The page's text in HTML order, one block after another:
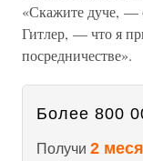
«Скажите дуче, —
Гитлер, — что я
посредничестве».
Более 800
Получи 2